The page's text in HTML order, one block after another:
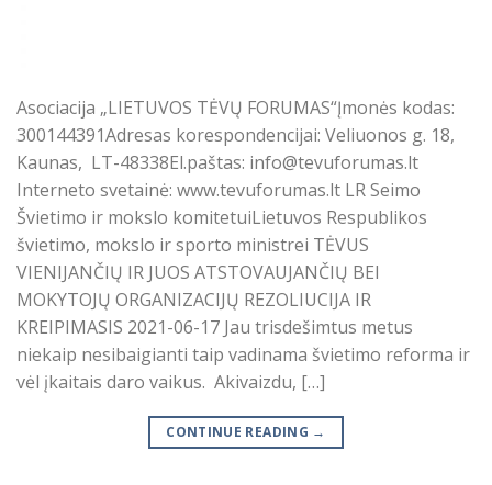
Asociacija „LIETUVOS TĖVŲ FORUMAS“Įmonės kodas:
300144391Adresas korespondencijai: Veliuonos g. 18,
Kaunas, LT-48338El.paštas: info@tevuforumas.lt
Interneto svetainė: www.tevuforumas.lt LR Seimo
Švietimo ir mokslo komitetuiLietuvos Respublikos
švietimo, mokslo ir sporto ministrei TĖVUS
VIENIJANČIŲ IR JUOS ATSTOVAUJANČIŲ BEI
MOKYTOJŲ ORGANIZACIJŲ REZOLIUCIJA IR
KREIPIMASIS 2021-06-17 Jau trisdešimtus metus
niekaip nesibaigianti taip vadinama švietimo reforma ir
vėl įkaitais daro vaikus. Akivaizdu, […]
CONTINUE READING →